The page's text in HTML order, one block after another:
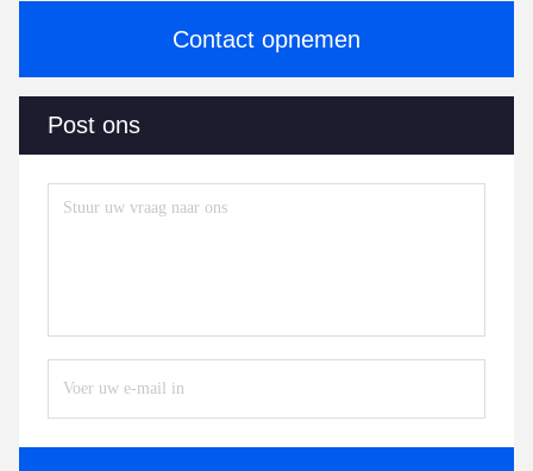
Contact opnemen
Post ons